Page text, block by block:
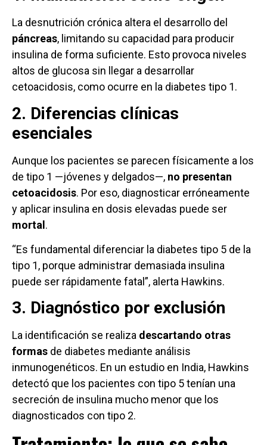
La desnutrición crónica altera el desarrollo del
páncreas, limitando su capacidad para producir
insulina de forma suficiente. Esto provoca niveles
altos de glucosa sin llegar a desarrollar
cetoacidosis, como ocurre en la diabetes tipo 1.
2. Diferencias clínicas
esenciales
Aunque los pacientes se parecen físicamente a los
de tipo 1 —jóvenes y delgados—, no presentan
cetoacidosis. Por eso, diagnosticar erróneamente
y aplicar insulina en dosis elevadas puede ser
mortal.
“Es fundamental diferenciar la diabetes tipo 5 de la
tipo 1, porque administrar demasiada insulina
puede ser rápidamente fatal”, alerta Hawkins.
3. Diagnóstico por exclusión
La identificación se realiza descartando otras
formas de diabetes mediante análisis
inmunogenéticos. En un estudio en India, Hawkins
detectó que los pacientes con tipo 5 tenían una
secreción de insulina mucho menor que los
diagnosticados con tipo 2.